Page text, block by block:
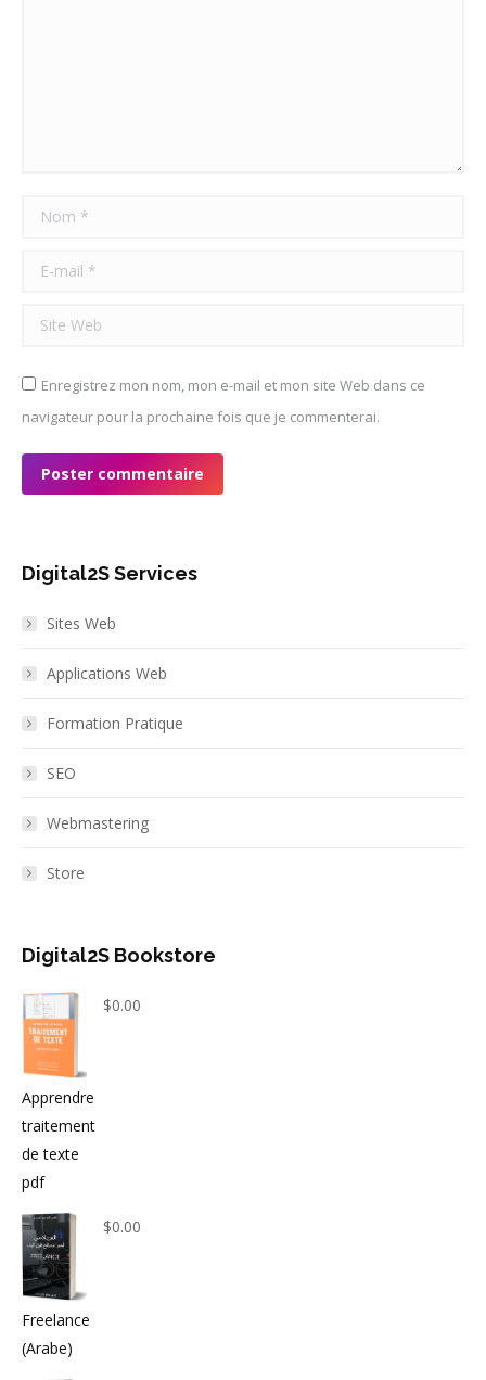
Nom *
E-mail *
Site Web
Enregistrez mon nom, mon e-mail et mon site Web dans ce
navigateur pour la prochaine fois que je commenterai.
Poster commentaire
Digital2S Services
Sites Web
Applications Web
Formation Pratique
SEO
Webmastering
Store
Digital2S Bookstore
Apprendre
traitement
de texte
pdf
$0.00
Freelance
(Arabe)
$0.00